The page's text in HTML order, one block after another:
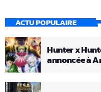
ACTU POPULAIRE
Hunter x
annoncée à